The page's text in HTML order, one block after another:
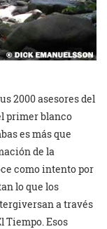
2000 asesores del
primer blanco
es más que
de la
como intento por
lo que los
a través
Tiempo. Esos